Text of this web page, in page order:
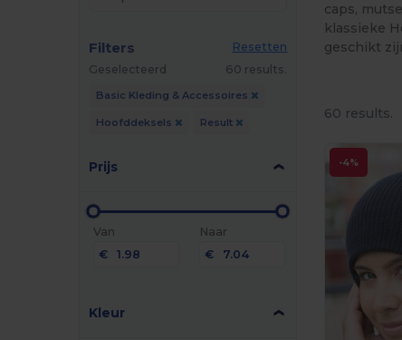
Filters
Resetten
Geselecteerd
60 results.
Basic Kleding & Accessoires
Hoofddeksels Result
Prijs
Van
€
Naar
€
Kleur
caps,
klassieke
geschikt
60 results.
-4%